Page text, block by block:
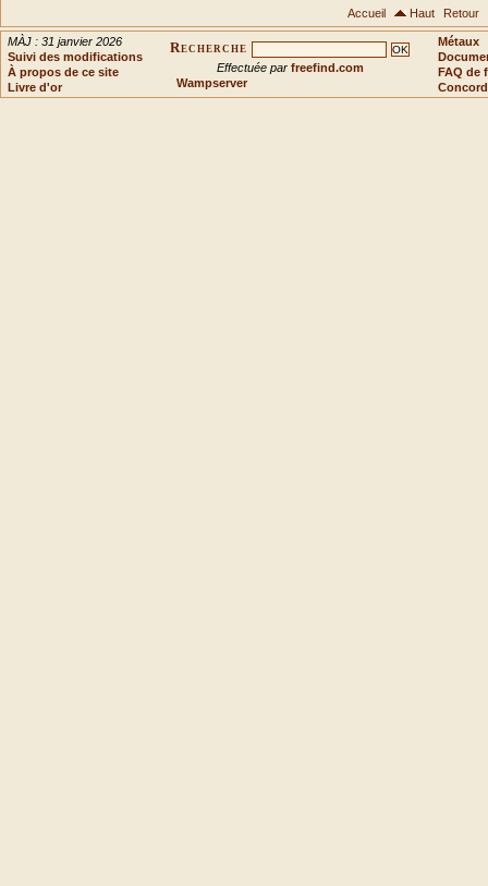
Accueil Haut Retour
MÀJ : 31 janvier 2026
Suivi des modifications
À propos de ce site
Livre d'or
Recherche
Effectuée par freefind.com
Wampserver
Métaux
FAQ de